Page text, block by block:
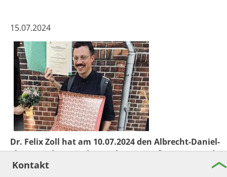
​​​15.07.2024
Dr. Felix Zoll hat am 10.07.2024 den Albrecht-Daniel-
Thaer-Förderpreis des Fördervereins für Agrar- und
Gartenbauwissenschaften an der Humboldt-
Kontakt